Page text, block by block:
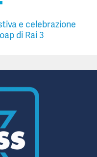
e celebrazione
di Rai 3